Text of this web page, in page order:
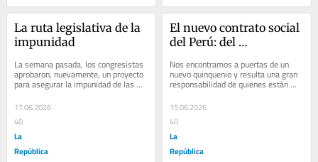
La ruta legislativa de la
impunidad
La semana pasada, los congresistas
aprobaron, nuevamente, un proyecto
para asegurar la impunidad de las
Fuerzas Armadas y policiales en los
casos en...
17.06.2026
40
La
República
El nuevo contrato social
del Perú: del
autonomía económica
Nos encontramos a puertas de un
nuevo quinquenio y resulta una gran
responsabilidad de quienes están
interesados en dirigir la nación
lograr...
15.06.2026
40
La
República